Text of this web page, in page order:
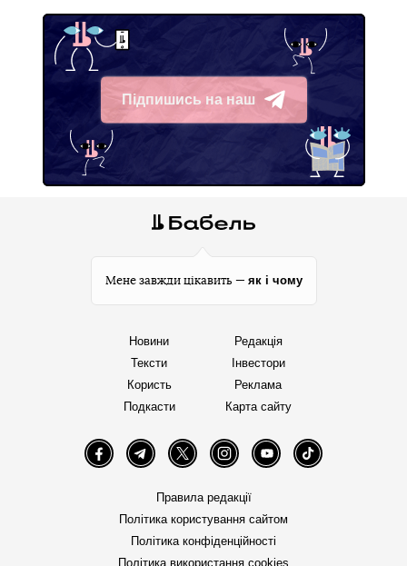
Підпишись на наш
Telegram
Мене завжди цікавить — як і чому
Новини
Тексти
Користь
Подкасти
Редакція
Інвестори
Реклама
Карта сайту
FacebookTelegramTwitter InstagramYouTube TikTok
Правила редакції
Політика користування сайтом
Політика конфіденційності
Політика використання cookies